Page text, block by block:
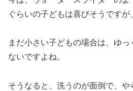
ぐらいの子どもは喜びそうですが
まだ小さい子どもの場合は、ゆ
ないですよね。
そうなると、洗うのが面倒で、や